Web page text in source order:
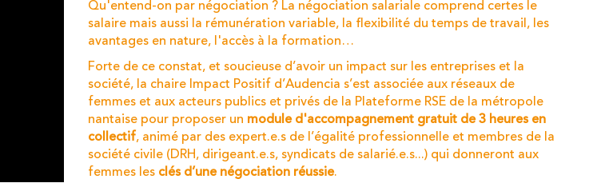
Qu'entend-on par négociation ? La négociation salariale comprend certes le
salaire mais aussi la rémunération variable, la flexibilité du temps de travail, les
avantages en nature, l'accès à la formation…
Forte de ce constat, et soucieuse d’avoir un impact sur les entreprises et la
société, la chaire Impact Positif d’Audencia s’est associée aux réseaux de
femmes et aux acteurs publics et privés de la Plateforme RSE de la métropole
nantaise pour proposer un module d'accompagnement gratuit de 3 heures en
collectif, animé par des expert.e.s de l’égalité professionnelle et membres de la
société civile (DRH, dirigeant.e.s, syndicats de salarié.e.s...) qui donneront aux
femmes les clés d’une négociation réussie.